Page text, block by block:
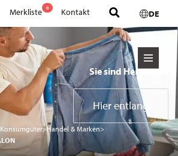
Merkliste 0 Kontakt DE
Sie sind Hersteller?
Hier entlang
>Handel & Marken>